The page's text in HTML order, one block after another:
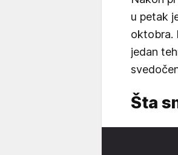
u petak
oktobra.
jedan
Šta